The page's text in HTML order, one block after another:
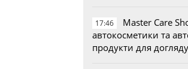
17:46
Master Care
автокосметики та
продукти для